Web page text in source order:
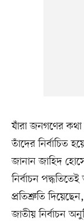
যাঁরা জনগণের
তাঁদের নির্বাচিত
জানান জাহিদ
নির্বাচন
প্রতিশ্রুতি
জাতীয় নির্বাচন